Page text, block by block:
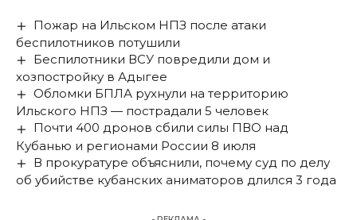
Пожар на Ильском НПЗ после атаки
беспилотников потушили
Беспилотники ВСУ повредили дом и
хозпостройку в Адыгее
Обломки БПЛА рухнули на территорию
Ильского НПЗ — пострадали 5 человек
Почти 400 дронов сбили силы ПВО над
Кубанью и регионами России 8 июля
В прокуратуре объяснили, почему суд по делу
об убийстве кубанских аниматоров длился 3 года